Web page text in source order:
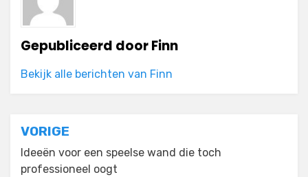
Gepubliceerd doorFinn
Bekijk alle berichten van Finn
Bericht
navigatie
VORIGE
Ideeën voor een speelse wand die toch
professioneel oogt